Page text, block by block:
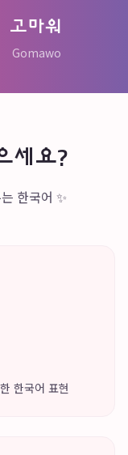
고마워
Gomawo
세요?
한국어 ✨
한국어 표현